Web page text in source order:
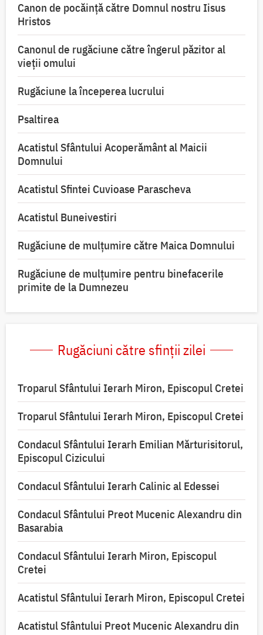
Canon de pocăință către Domnul nostru Iisus
Hristos
Canonul de rugăciune către îngerul păzitor al
vieții omului
Rugăciune la începerea lucrului
Psaltirea
Acatistul Sfântului Acoperământ al Maicii
Domnului
Acatistul Sfintei Cuvioase Parascheva
Acatistul Buneivestiri
Rugăciune de mulţumire către Maica Domnului
Rugăciune de mulțumire pentru binefacerile
primite de la Dumnezeu
Rugăciuni către sfinții zilei
Troparul Sfântului Ierarh Miron, Episcopul Cretei
Troparul Sfântului Ierarh Miron, Episcopul Cretei
Condacul Sfântului Ierarh Emilian Mărturisitorul,
Episcopul Cizicului
Condacul Sfântului Ierarh Calinic al Edessei
Condacul Sfântului Preot Mucenic Alexandru din
Basarabia
Condacul Sfântului Ierarh Miron, Episcopul
Cretei
Acatistul Sfântului Ierarh Miron, Episcopul Cretei
Acatistul Sfântului Preot Mucenic Alexandru din